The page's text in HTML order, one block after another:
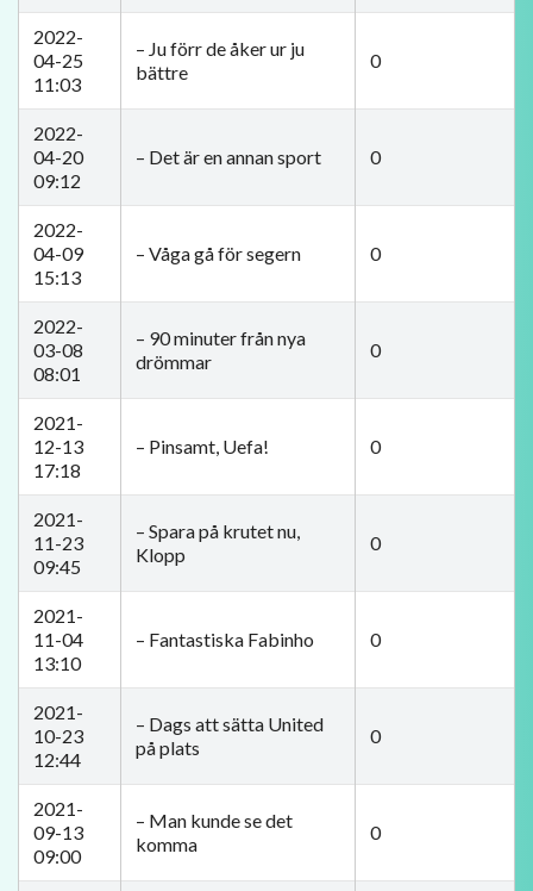
2022-
04-25
11:03
– Ju förr de åker ur ju
bättre
0
2022-
04-20
09:12
– Det är en annan sport 0
2022-
04-09
15:13
– Våga gå för segern 0
2022-
03-08
08:01
– 90 minuter från nya
drömmar
0
2021-
12-13
17:18
– Pinsamt, Uefa! 0
2021-
11-23
09:45
– Spara på krutet nu,
Klopp
0
2021-
11-04
13:10
– Fantastiska Fabinho 0
2021-
10-23
12:44
– ​Dags att sätta United
på plats
0
2021-
09-13
09:00
– Man kunde se det
komma
0